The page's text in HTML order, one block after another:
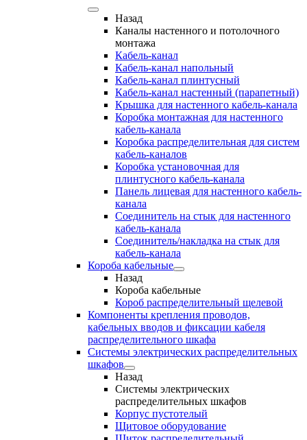
Назад
Каналы настенного и потолочного
монтажа
Кабель-канал
Кабель-канал напольный
Кабель-канал плинтусный
Кабель-канал настенный (парапетный)
Крышка для настенного кабель-канала
Коробка монтажная для настенного
кабель-канала
Коробка распределительная для систем
кабель-каналов
Коробка установочная для
плинтусного кабель-канала
Панель лицевая для настенного кабель-
канала
Соединитель на стык для настенного
кабель-канала
Соединитель/накладка на стык для
кабель-канала
Короба кабельные
Назад
Короба кабельные
Короб распределительный щелевой
Компоненты крепления проводов,
кабельных вводов и фиксации кабеля
распределительного шкафа
Системы электрических распределительных
шкафов
Назад
Системы электрических
распределительных шкафов
Корпус пустотелый
Щитовое оборудование